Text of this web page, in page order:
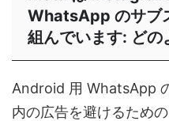
WhatsApp のサブ
組んでいます: どの
Android 用 WhatsApp
内の広告を避けるため